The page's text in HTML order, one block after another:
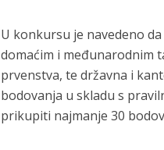
U konkursu je navedeno
domaćim i međunarodnim
prvenstva, te državna i
bodovanja u skladu s
prikupiti najmanje 30